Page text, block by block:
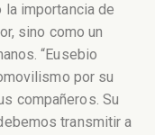
la importancia de
sino como un
“Eusebio
por su
compañeros. Su
transmitir a